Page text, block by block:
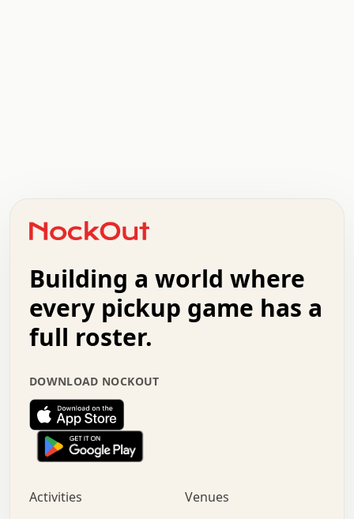
+   .   .   .   .   .   .   .   .   .   +   .   .
.   .   .   .   .   .   .   .   .   .   .   :   .
.   .   .   .   +   .   .   .   .   .   .   .   +
.   :   .   .   .   .   .   .   .   .   o   .   .
.   .   x   .   .   .   .   .   .   :   .   .   o
.   .   .   .   :   .   .   .   .   o   .   .   .
.   .   .   .   .   .   .   :   .   .   .   .   .
.   .   .   .   .   .   .   +   .   .   x   .   .
.   .   .   .   .   :   +   .   .   .   .   .   o
.   .   .   .   .   .   .   .   .   .   .   .   .
.   .   :   o   .   .   .   .   .   .   .   +   .
.   o   .   .   .   .   x   .   .   .   .   .   .
+   .   o   .   .   .   .   o   .   .   .   .
Building a world where
every pickup game has a
full roster.
DOWNLOAD NOCKOUT
Activities
Venues